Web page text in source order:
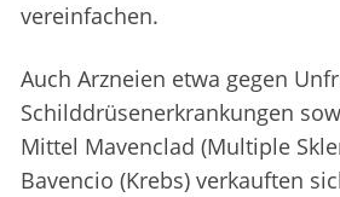
vereinfachen.
Auch Arzneien etwa gegen
Schilddrüsenerkrankungen
Mittel Mavenclad (Multiple
Bavencio (Krebs) verkauften